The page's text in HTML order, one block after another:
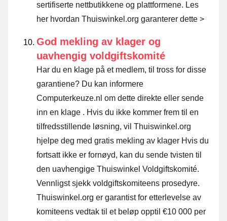
sertifiserte nettbutikkene og plattformene. Les
her hvordan Thuiswinkel.org garanterer dette >
God mekling av klager og
uavhengig voldgiftskomité
Har du en klage på et medlem, til tross for disse
garantiene? Du kan informere
Computerkeuze.nl om dette direkte eller sende
inn en klage . Hvis du ikke kommer frem til en
tilfredsstillende løsning, vil Thuiswinkel.org
hjelpe deg med gratis mekling av klager Hvis du
fortsatt ikke er fornøyd, kan du sende tvisten til
den uavhengige Thuiswinkel Voldgiftskomité.
Vennligst sjekk voldgiftskomiteens prosedyre.
Thuiswinkel.org er garantist for etterlevelse av
komiteens vedtak til et beløp opptil €10 000 per